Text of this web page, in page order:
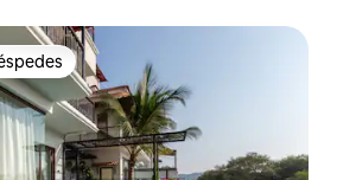
preferido